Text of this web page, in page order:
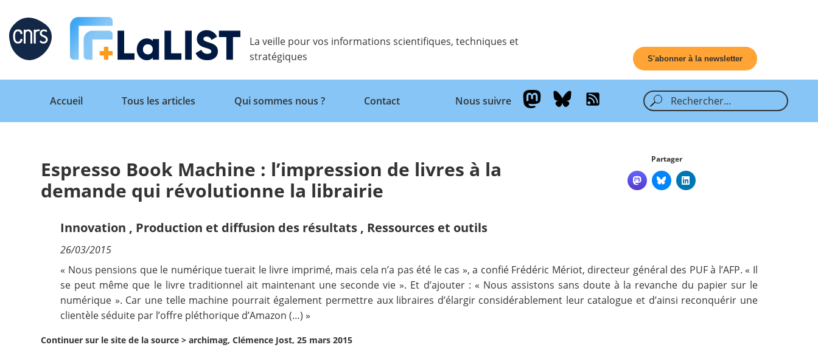
Retour
Accueil
Qui sommes nous ?
La veille pour vos informations scientifiques, techniques et
stratégiques
S'abonner à la newsletter
Retour
Accueil
Tous les articles Qui sommes nous ? Contact Nous suivre
Espresso Book Machine : l’impression de livres à la
demande qui révolutionne la librairie
Partager
Innovation , Production et diffusion des résultats , Ressources et outils
26/03/2015
« Nous pensions que le numérique tuerait le livre imprimé, mais cela n’a pas été le cas », a confié Frédéric Mériot, directeur général des PUF à l’AFP. « Il
se peut même que le livre traditionnel ait maintenant une seconde vie ». Et d’ajouter : « Nous assistons sans doute à la revanche du papier sur le
numérique ». Car une telle machine pourrait également permettre aux libraires d’élargir considérablement leur catalogue et d’ainsi reconquérir une
clientèle séduite par l’offre pléthorique d’Amazon (…) »
Continuer sur le site de la source >archimag, Clémence Jost, 25 mars 2015